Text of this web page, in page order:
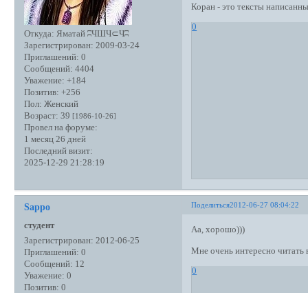
Откуда: Яматай ʭЧШЧ⊂Чʭ
Зарегистрирован: 2009-03-24
Приглашений: 0
Сообщений: 4404
Уважение: +184
Позитив: +256
Пол: Женский
Возраст: 39 [1986-10-26]
Провел на форуме:
1 месяц 26 дней
Последний визит:
2025-12-29 21:28:19
Коран - это тексты
0
Поделиться2012-06-27 08:04:22
Sappo
студент
Зарегистрирован: 2012-06-25
Приглашений: 0
Сообщений: 12
Уважение: 0
Позитив: 0
Аа, хорошо)))
Мне очень интересно читать
0